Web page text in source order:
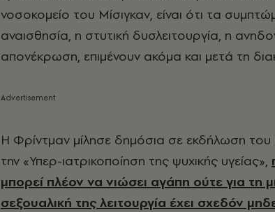
νοσοκομείο του Μίσιγκαν, είναι ότι τα
αναισθησία, η στυτική δυσλειτουργία, η
απονέκρωση, επιμένουν ακόμα και μετά τη
Η Φρίντμαν μίλησε δημόσια σε εκδήλωση του
την «Υπερ-ιατρικοποίηση της ψυχικής υγείας»,
μπορεί πλέον να νιώσει αγάπη ούτε για τη
σεξουαλική της λειτουργία έχει σχεδόν